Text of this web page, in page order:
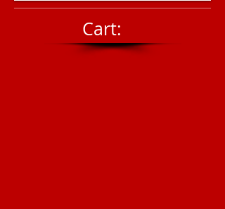
Cart: